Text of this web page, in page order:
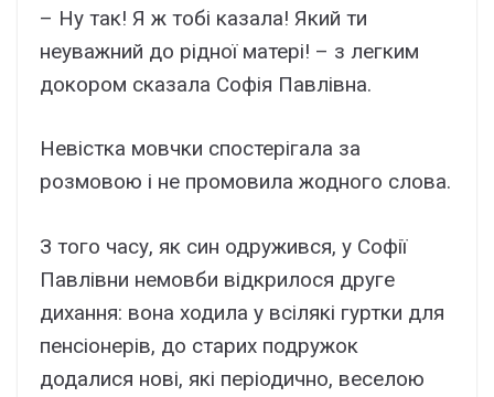
– Ну так! Я ж тобі казала! Який ти
неуважний до рідної матері! – з легким
докором сказала Софія Павлівна.
Невістка мовчки спостерігала за
розмовою і не промовила жодного слова.
З того часу, як син одружився, у Софії
Павлівни немовби відкрилося друге
дихання: вона ходила у всілякі гуртки для
пенсіонерів, до старих подружок
додалися нові, які періодично, веселою